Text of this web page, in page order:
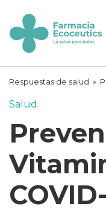
content
ecoceutics
Respuestas de salud »
Salud